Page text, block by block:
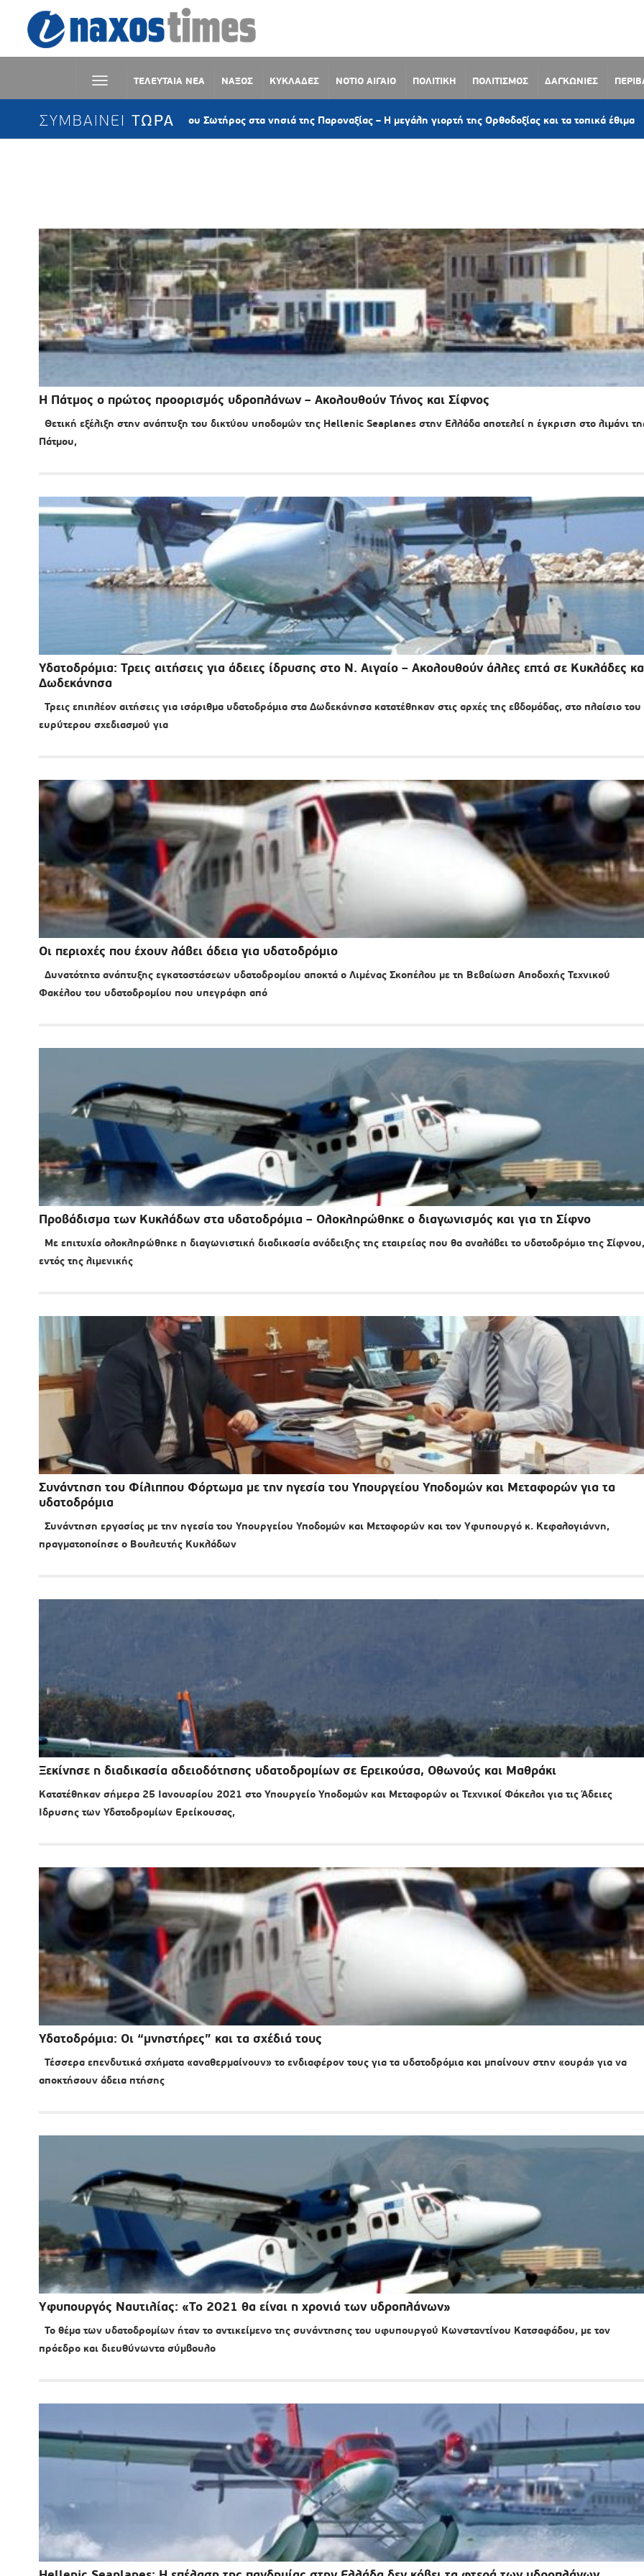
ΤΕΛΕΥΤΑΙΑ ΝΕΑ ΝΑΞΟΣ ΚΥΚΛΑΔΕΣ ΝΟΤΙΟ ΑΙΓΑΙΟ ΠΟΛΙΤΙΚΗ ΠΟΛΙΤΙΣΜΟΣ ΔΑΓΚΩΝΙΕΣ
ΣΥΜΒΑΙΝΕΙ ΤΩΡΑ
Η Μεταμόρφωση του Σωτήρος στα νησιά της Παροναξίας – Η μεγάλη γιορτή της Ορθοδοξίας και τα τοπικά έθιμα 4 ώρες
Η Πάτμος ο πρώτος προορισμός υδροπλάνων – Ακολουθούν Τήνος και Σίφνος
Θετική εξέλιξη στην ανάπτυξη του δικτύου υποδομών της Hellenic Seaplanes στην Ελλάδα αποτελεί η έγκριση στο λιμάνι
Πάτμου,
Υδατοδρόμια: Τρεις αιτήσεις για άδειες ίδρυσης στο Ν. Αιγαίο – Ακολουθούν άλλες επτά σε Κυκλάδες
Δωδεκάνησα
Τρεις επιπλέον αιτήσεις για ισάριθμα υδατοδρόμια στα Δωδεκάνησα κατατέθηκαν στις αρχές της εβδομάδας, στο πλαίσιο του
ευρύτερου σχεδιασμού για
Οι περιοχές που έχουν λάβει άδεια για υδατοδρόμιο
Δυνατότητα ανάπτυξης εγκαταστάσεων υδατοδρομίου αποκτά ο Λιμένας Σκοπέλου με τη Βεβαίωση Αποδοχής Τεχνικού
Φακέλου του υδατοδρομίου που υπεγράφη από
Προβάδισμα των Κυκλάδων στα υδατοδρόμια – Ολοκληρώθηκε ο διαγωνισμός και για τη Σίφνο
Με επιτυχία ολοκληρώθηκε η διαγωνιστική διαδικασία ανάδειξης της εταιρείας που θα αναλάβει το υδατοδρόμιο της Σίφνου,
εντός της λιμενικής
Συνάντηση του Φίλιππου Φόρτωμα με την ηγεσία του Υπουργείου Υποδομών και Μεταφορών για τα
υδατοδρόμια
Συνάντηση εργασίας με την ηγεσία του Υπουργείου Υποδομών και Μεταφορών και τον Υφυπουργό κ. Κεφαλογιάννη,
πραγματοποίησε ο Βουλευτής Κυκλάδων
Ξεκίνησε η διαδικασία αδειοδότησης υδατοδρομίων σε Ερεικούσα, Οθωνούς και Μαθράκι
Κατατέθηκαν σήμερα 25 Ιανουαρίου 2021 στο Υπουργείο Υποδομών και Μεταφορών οι Τεχνικοί Φάκελοι για τις Άδειες
Ίδρυσης των Υδατοδρομίων Ερείκουσας,
Υδατοδρόμια: Οι “μνηστήρες” και τα σχέδιά τους
Τέσσερα επενδυτικά σχήματα «αναθερμαίνουν» το ενδιαφέρον τους για τα υδατοδρόμια και μπαίνουν στην «ουρά» για να
αποκτήσουν άδεια πτήσης
Υφυπουργός Ναυτιλίας: «Το 2021 θα είναι η χρονιά των υδροπλάνων»
Το θέμα των υδατοδρομίων ήταν το αντικείμενο της συνάντησης του υφυπουργού Κωνσταντίνου Κατσαφάδου, με τον
πρόεδρο και διευθύνωντα σύμβουλο